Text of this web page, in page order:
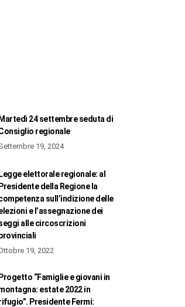
Martedì 24 settembre seduta di
regionale
19, 2024
Legge elettorale regionale: al
Presidente della Regione la
sull’indizione delle
e l’assegnazione dei
alle circoscrizioni
19, 2022
Progetto “Famiglie e giovani in
estate 2022 in
Presidente Fermi: